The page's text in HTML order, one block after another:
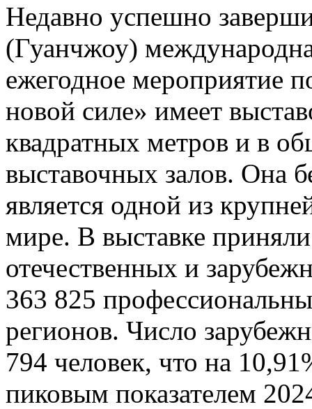
Недавно успешно
(Гуанчжоу)
ежегодное мероприятие
новой силе» имеет
квадратных метров и в
выставочных залов. Она
является одной из
мире. В выставке
отечественных и
363 825
регионов. Число
794 человек, что на
пиковым показателем